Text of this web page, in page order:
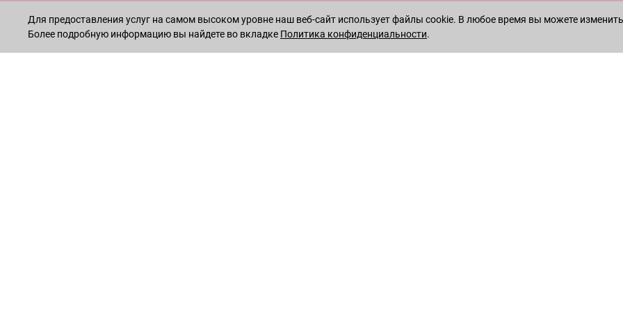
ОСТАВАЙТЕСЬ НА СВЯЗИ!
Для предоставления услуг на самом высоком уровне наш веб-сайт использует файлы cookie. В любое время вы можете
Более подробную информацию вы найдете во вкладке Политика конфиденциальности.